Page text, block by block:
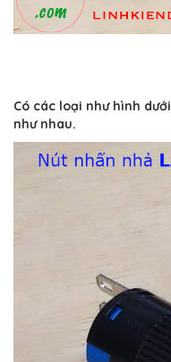
Có các loại như hình
như nhau.